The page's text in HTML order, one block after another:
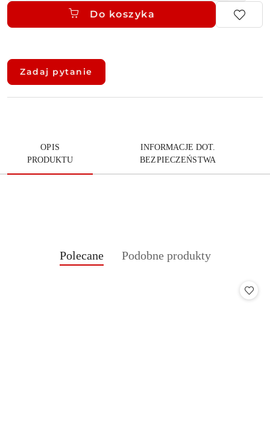
Do koszyka
Dostępność
dostawa
Zadaj pytanie
OPIS
PRODUKTU
INFORMACJE DOT.
BEZPIECZEŃSTWA
Pomiń karuzelę produktów
Produkty
Polecane
Produkty
Podobne produkty